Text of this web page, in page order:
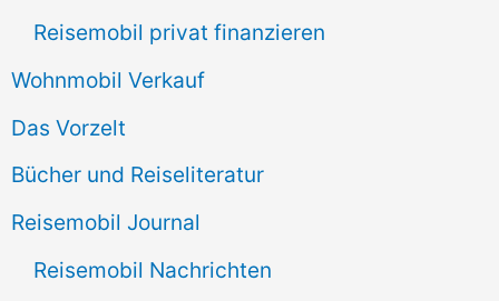
Reisemobil privat finanzieren
Wohnmobil Verkauf
Das Vorzelt
Bücher und Reiseliteratur
Reisemobil Journal
Reisemobil Nachrichten